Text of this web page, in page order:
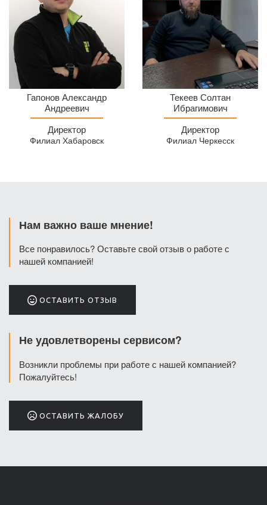
Директор
Хабаровск
Гапонов Александр
Андреевич
Директор
Филиал Хабаровск
Черкесск
директор
Текеев Солтан
Ибрагимович
Директор
Филиал Черкесск
Нам важно ваше мнение!
Все понравилось? Оставьте свой отзыв о работе с
нашей компанией!
ОСТАВИТЬ ОТЗЫВ
Не удовлетворены сервисом?
Возникли проблемы при работе с нашей компанией?
Пожалуйтесь!
ОСТАВИТЬ ЖАЛОБУ